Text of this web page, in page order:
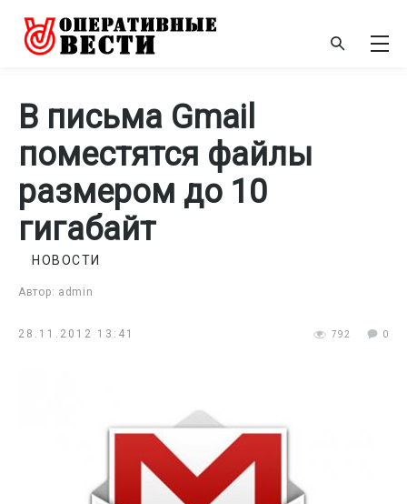
В письма Gmail
поместятся файлы
размером до 10
гигабайт
Автор: admin
НОВОСТИ
28.11.2012 13:41 792 0